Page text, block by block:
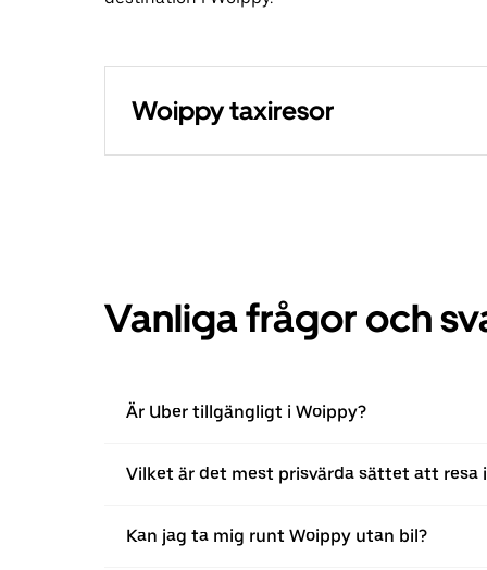
Woippy taxiresor
Vanliga frågor och
Är Uber tillgängligt i Woippy?
Vilket är det mest prisvärda sättet att resa
Kan jag ta mig runt Woippy utan bil?